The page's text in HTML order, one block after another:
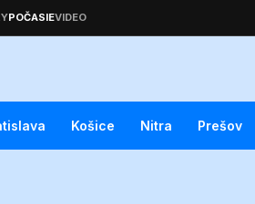
Košice Nitra Prešov